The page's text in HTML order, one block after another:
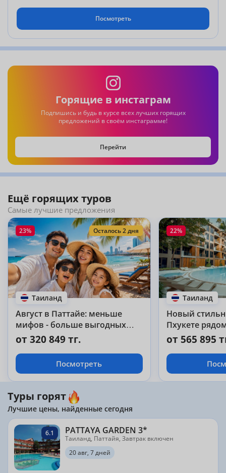
CAPE DARA 5* deluxe 1385$
AMBASSADOR CITY JOMTIEN 4*deluxe ocean wing 1278$
CROWN PATTAYA 3* superior 1122$
BOTANY BEACH 3* superior room 1220$
в стоимость включено:
-а/б АЛМАТЫ-БАНГКОК-АЛМАТЫ (*ближе к дате бронирования
стоимость может измениться из-за повышения тарифа на авиаперелет.
-гр трансфер
-питание ВВ
Посмотреть
Горящие в инстаграм
Подпишись и будь в курсе всех лучших горящих
предложений в своём инстаграмме!
Перейти
Ещё горящих туров
Самые лучшие предложения
23% Осталось 2 дня
Таиланд
Август в Паттайе: меньше
мифов - больше выгодных
туров!
от 320 849 тг.
Посмотреть
22%
Таиланд
Новый
Пхукете
от 565 895
Туры горят
Лучшие цены, найденные сегодня
6.1 PATTAYA GARDEN 3*
Таиланд, Паттайя, Завтрак включен
20 авг, 7 дней